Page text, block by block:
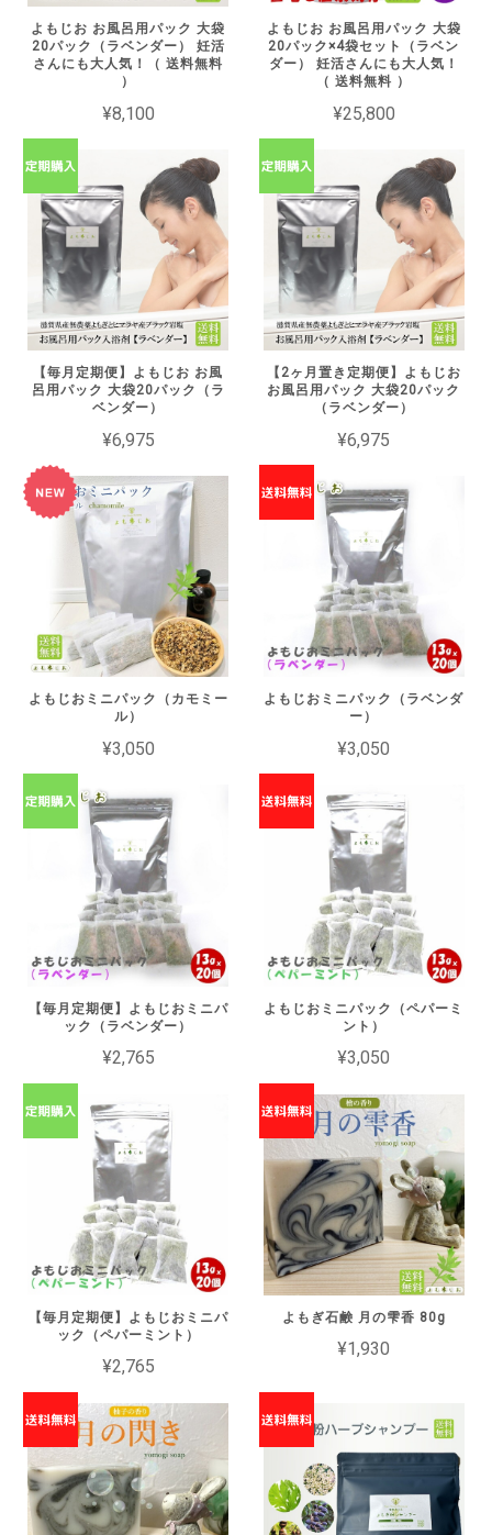
よもじお お風呂用パック 大袋
20パック（ラベンダー） 妊活
さんにも大人気！（ 送料無料
）
¥8,100
よもじお お風呂用パック 大袋
20パック×4袋セット（ラベン
ダー） 妊活さんにも大人気！
（ 送料無料 ）
¥25,800
【毎月定期便】よもじお お風
呂用パック 大袋20パック（ラ
ベンダー）
¥6,975
【2ヶ月置き定期便】よもじお
お風呂用パック 大袋20パック
（ラベンダー）
¥6,975
よもじおミニパック（カモミー
ル）
¥3,050
よもじおミニパック（ラベンダ
ー）
¥3,050
【毎月定期便】よもじおミニパ
ック（ラベンダー）
¥2,765
よもじおミニパック（ペパーミ
ント）
¥3,050
【毎月定期便】よもじおミニパ
ック（ペパーミント）
¥2,765
よもぎ石鹸 月の雫香 80g
¥1,930